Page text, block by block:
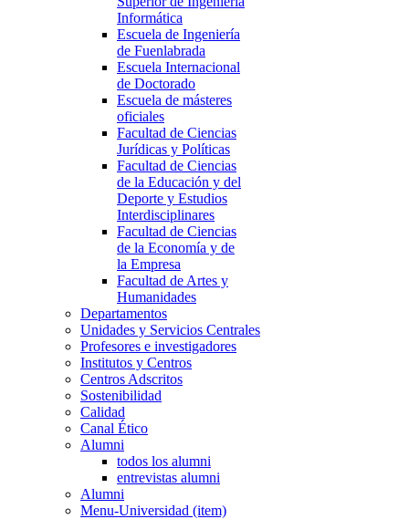
Informática
Escuela de Ingeniería
de Fuenlabrada
Escuela Internacional
de Doctorado
Escuela de másteres
oficiales
Facultad de Ciencias
Jurídicas y Políticas
Facultad de Ciencias
de la Educación y del
Deporte y Estudios
Interdisciplinares
Facultad de Ciencias
de la Economía y de
la Empresa
Facultad de Artes y
Humanidades
Departamentos
Unidades y Servicios Centrales
Profesores e investigadores
Institutos y Centros
Centros Adscritos
Sostenibilidad
Calidad
Canal Ético
Alumni
todos los alumni
entrevistas alumni
Alumni
Menu-Universidad (item)